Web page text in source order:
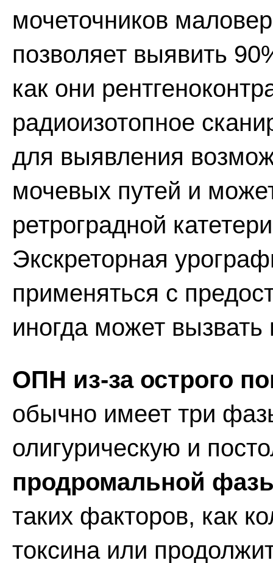
мочеточников
позволяет выявить
как они
радиоизотопное
для выявления
мочевых путей и
ретроградной
Экскреторная
применяться с
иногда может
ОПН из-за острого
обычно имеет три
олигурическую и
продромальной
таких факторов, как
токсина или